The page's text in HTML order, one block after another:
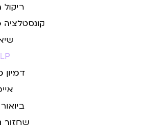
ריקול
דמיון
שחזור